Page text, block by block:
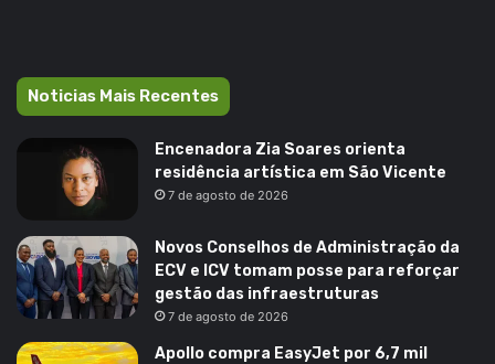
Noticias Mais Recentes
Encenadora Zia Soares orienta
residência artística em São Vicente
7 de agosto de 2026
Novos Conselhos de Administração da
ECV e ICV tomam posse para reforçar
gestão das infraestruturas
7 de agosto de 2026
Apollo compra EasyJet por 6,7 mil